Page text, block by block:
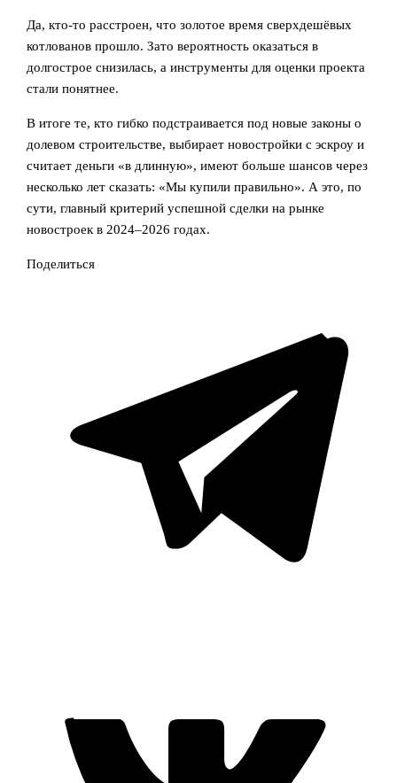
Да, кто-то расстроен, что золотое время сверхдешёвых
котлованов прошло. Зато вероятность оказаться в
долгострое снизилась, а инструменты для оценки проекта
стали понятнее.
В итоге те, кто гибко подстраивается под новые законы о
долевом строительстве, выбирает новостройки с эскроу и
считает деньги «в длинную», имеют больше шансов через
несколько лет сказать: «Мы купили правильно». А это, по
сути, главный критерий успешной сделки на рынке
новостроек в 2024–2026 годах.
Поделиться